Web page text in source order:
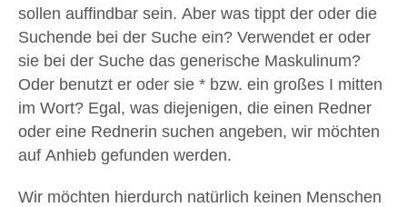
sollen auffindbar sein. Aber was tippt der oder die
Suchende bei der Suche ein? Verwendet er oder
sie bei der Suche das generische Maskulinum?
Oder benutzt er oder sie * bzw. ein großes I mitten
im Wort? Egal, was diejenigen, die einen Redner
oder eine Rednerin suchen angeben, wir möchten
auf Anhieb gefunden werden.
Wir möchten hierdurch natürlich keinen Menschen